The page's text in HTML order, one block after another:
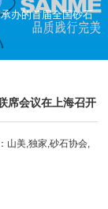
办的首届全国砂石
席会议在上海召开
山美,独家,砂石协会,